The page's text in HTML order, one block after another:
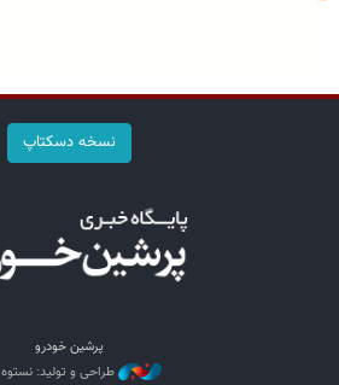
نسخه دسکتاپ
پرشین خودرو
طراحی و تولید: نستوه